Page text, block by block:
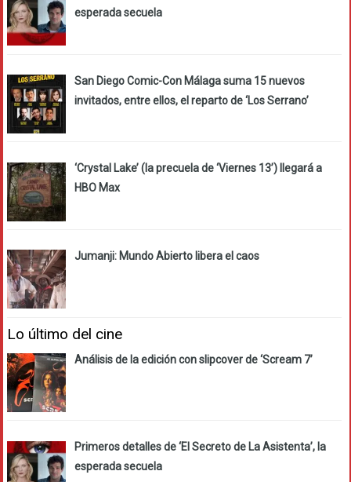
esperada secuela
San Diego Comic-Con Málaga suma 15 nuevos
invitados, entre ellos, el reparto de ‘Los Serrano’
‘Crystal Lake’ (la precuela de ‘Viernes 13’) llegará a
HBO Max
Jumanji: Mundo Abierto libera el caos
Lo último del cine
Análisis de la edición con slipcover de ‘Scream 7’
Primeros detalles de ‘El Secreto de La Asistenta’, la
esperada secuela